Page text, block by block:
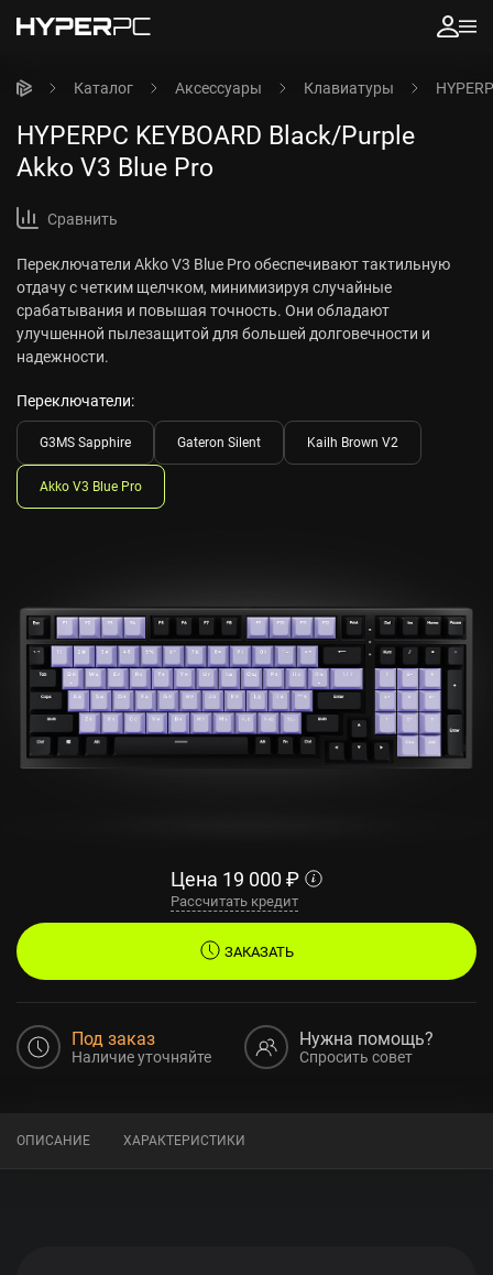
Каталог Аксессуары Клавиатуры
HYPERPC KEYBOARD Black/Purple
Akko V3 Blue Pro
Сравнить
Переключатели Akko V3 Blue Pro обеспечивают тактильную
отдачу с четким щелчком, минимизируя случайные
срабатывания и повышая точность. Они обладают
улучшенной пылезащитой для большей долговечности и
надежности.
Переключатели:
G3MS Sapphire Gateron Silent Kailh Brown V2
Akko V3 Blue Pro
Цена 19 000 ₽
Рассчитать кредит
ЗАКАЗАТЬ
Под заказ
Наличие уточняйте
Нужна помощь?
Спросить совет
ОПИСАНИЕ ХАРАКТЕРИСТИКИ